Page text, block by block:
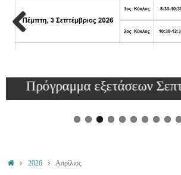
Πρόγραμμα εξετάσεων
2026 Απρίλιος